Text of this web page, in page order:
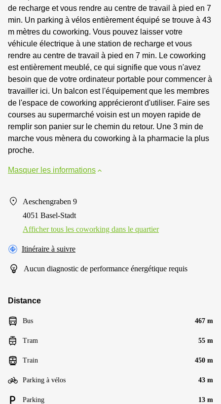
de recharge et vous rendre au centre de travail à pied en 7
min. Un parking à vélos entièrement équipé se trouve à 43
m mètres du coworking. Vous pouvez laisser votre
véhicule électrique à une station de recharge et vous
rendre au centre de travail à pied en 7 min. Le coworking
est entièrement meublé, ce qui signifie que vous n'avez
besoin que de votre ordinateur portable pour commencer à
travailler ici. Un balcon est l'équipement que les membres
de l'espace de coworking apprécieront d'utiliser. Faire ses
courses au supermarché voisin est un moyen rapide de
remplir son panier sur le chemin du retour. Une 3 min de
marche vous mènera du coworking à la pharmacie la plus
proche.
Masquer les informations
Aeschengraben 9
4051 Basel-Stadt
Afficher tous les сoworking dans le quartier
Itinéraire à suivre
Aucun diagnostic de performance énergétique requis
Distance
Bus 467 m
Tram 55 m
Train 450 m
Parking à vélos 43 m
Parking 13 m